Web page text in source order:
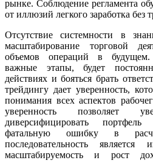
рынке. Соблюдение регламента
от иллюзий легкого заработка без
Отсутствие системности в
масштабирование торговой
объемов операций в
важные этапы, будет
действиях и бояться брать
трейдингу дает уверенность,
понимания всех аспектов
уверенность позволяет
диверсифицировать
фатальную ошибку в
последовательность
масштабируемость и рост